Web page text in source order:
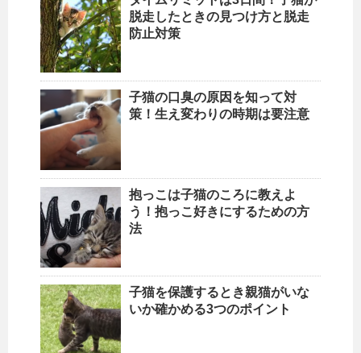
脱走したときの見つけ方と脱走
防止対策
子猫の口臭の原因を知って対
策！生え変わりの時期は要注意
抱っこは子猫のころに教えよ
う！抱っこ好きにするための方
法
子猫を保護するとき親猫がいな
いか確かめる3つのポイント